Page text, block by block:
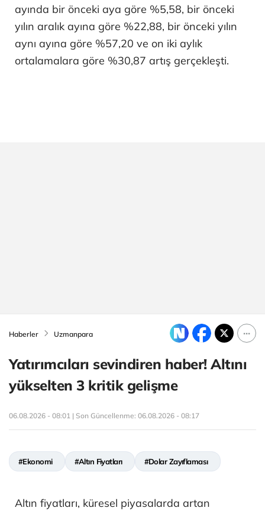
ayında bir önceki aya göre %5,58, bir önceki
yılın aralık ayına göre %22,88, bir önceki yılın
aynı ayına göre %57,20 ve on iki aylık
ortalamalara göre %30,87 artış gerçekleşti.
Haberler Uzmanpara
Yatırımcıları sevindiren haber! Altını
yükselten 3 kritik gelişme
06.08.2026 - 08:01 | Son Güncellenme: 06.08.2026 - 08:17
#Ekonomi #Altın Fiyatları #Dolar Zayıflaması
Altın fiyatları, küresel piyasalarda artan